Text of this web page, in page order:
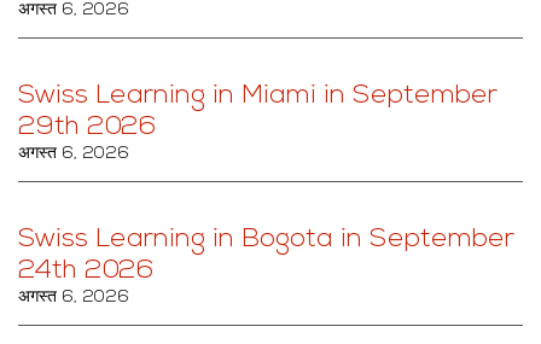
अगस्त 6, 2026
Swiss Learning in Miami in September
29th 2026
अगस्त 6, 2026
Swiss Learning in Bogota in September
24th 2026
अगस्त 6, 2026